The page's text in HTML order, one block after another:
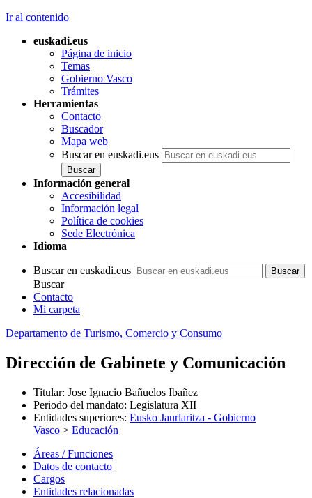
Ir al contenido
euskadi.eus
Página de inicio
Temas
Gobierno Vasco
Trámites
Herramientas
Contacto
Buscador
Mapa web
Buscar en euskadi.eus
Información general
Accesibilidad
Información legal
Política de cookies
Sede Electrónica
Idioma
Buscar en euskadi.eus
Buscar
Contacto
Mi carpeta
Departamento de Turismo, Comercio y Consumo
Dirección de Gabinete y Comunicación
Titular: Jose Ignacio Bañuelos Ibañez
Periodo del mandato: Legislatura XII
Entidades superiores: Eusko Jaurlaritza - Gobierno
Vasco > Educación
Áreas / Funciones
Datos de contacto
Cargos
Entidades relacionadas